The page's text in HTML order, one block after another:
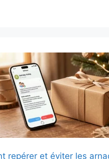
repérer et éviter les